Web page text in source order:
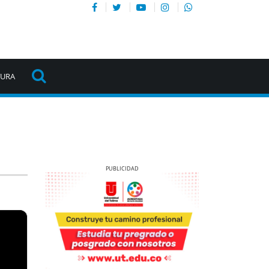
Previous Next
Previous